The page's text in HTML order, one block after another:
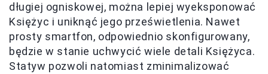
długiej ogniskowej, można lepiej wyeksponować
Księżyc i uniknąć jego prześwietlenia. Nawet
prosty smartfon, odpowiednio skonfigurowany,
będzie w stanie uchwycić wiele detali Księżyca.
Statyw pozwoli natomiast zminimalizować